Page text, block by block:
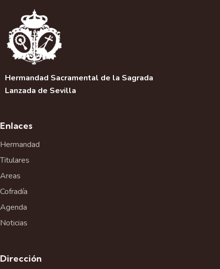
Hermandad Sacramental de la Sagrada
Lanzada de Sevilla
Enlaces
Hermandad
Titulares
Areas
Cofradía
Agenda
Noticias
Dirección